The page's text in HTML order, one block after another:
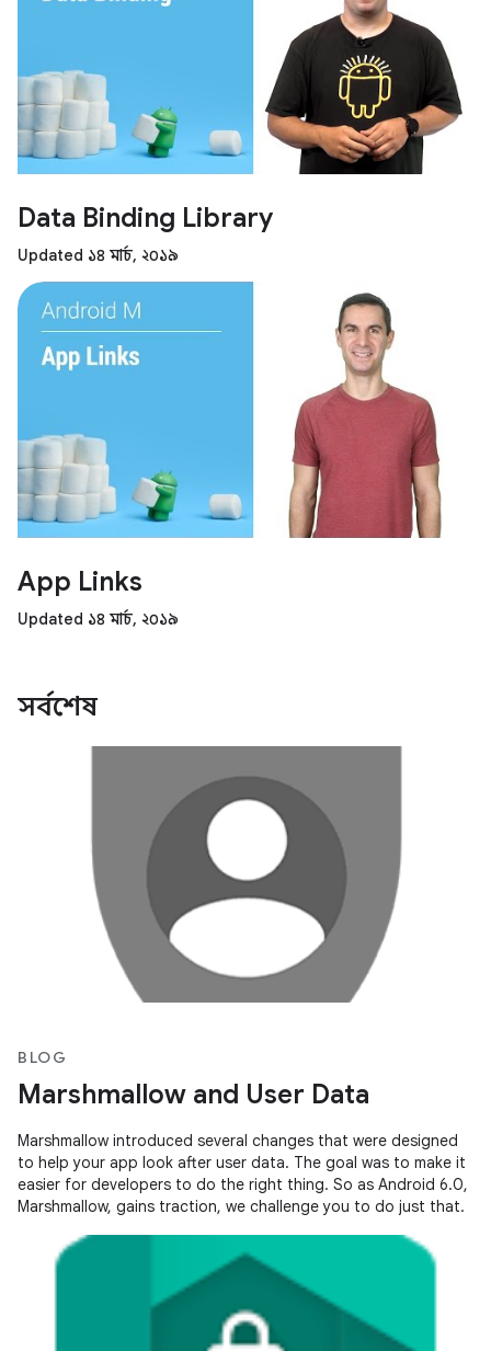
Data Binding Library
Updated ১৪ মার্চ, ২০১৯
App Links
Updated ১৪ মার্চ, ২০১৯
সর্বশেষ
BLOG
Marshmallow and User Data
Marshmallow introduced several changes that were designed
to help your app look after user data. The goal was to make it
easier for developers to do the right thing. So as Android 6.0,
Marshmallow, gains traction, we challenge you to do just that.